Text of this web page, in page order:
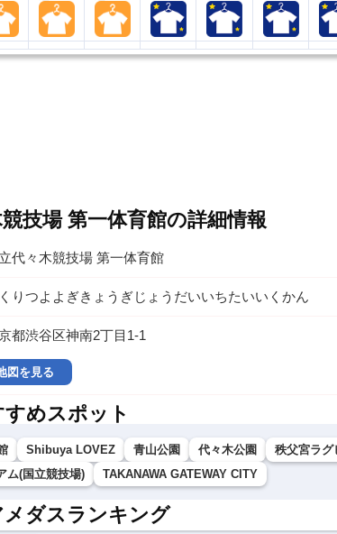
技場 第一体育館の詳細情報
代々木競技場 第一体育館
りつよよぎきょうぎじょうだいいちたいいくかん
都渋谷区神南2丁目1-1
図を見る
めスポット
Shibuya LOVEZ 青山公園 代々木公園 秩父宮ラグ
ム(国立競技場)
TAKANAWA GATEWAY CITY
メダスランキング